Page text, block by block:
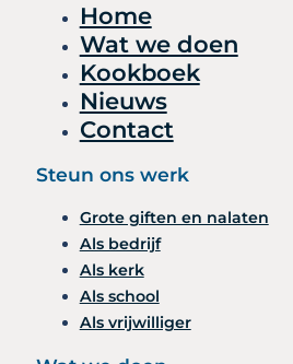
Home
Wat we doen
Kookboek
Nieuws
Contact
Steun ons werk
Grote giften en nalaten
Als bedrijf
Als kerk
Als school
Als vrijwilliger